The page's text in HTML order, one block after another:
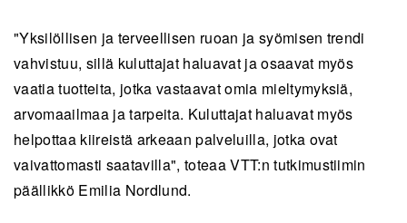
"Yksilöllisen ja terveellisen ruoan ja syömisen trendi
vahvistuu, sillä kuluttajat haluavat ja osaavat myös
vaatia tuotteita, jotka vastaavat omia mieltymyksiä,
arvomaailmaa ja tarpeita. Kuluttajat haluavat myös
helpottaa kiireistä arkeaan palveluilla, jotka ovat
vaivattomasti saatavilla", toteaa VTT:n tutkimustiimin
päällikkö Emilia Nordlund.